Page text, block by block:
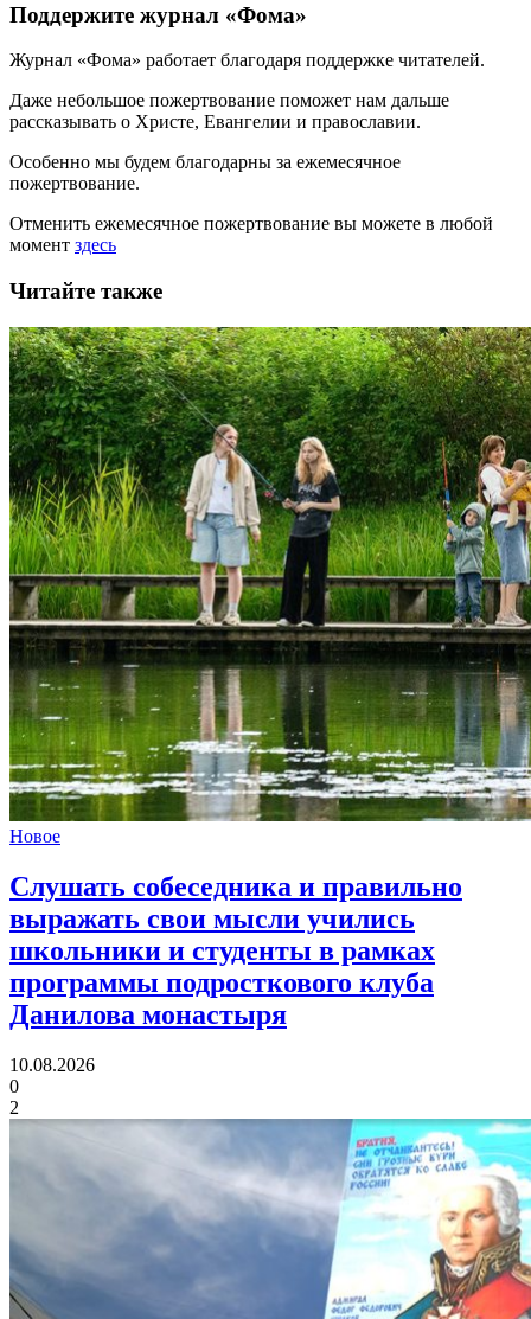
Поддержите журнал «Фома»
Журнал «Фома» работает благодаря поддержке читателей.
Даже небольшое пожертвование поможет нам дальше
рассказывать о Христе, Евангелии и православии.
Особенно мы будем благодарны за ежемесячное
пожертвование.
Отменить ежемесячное пожертвование вы можете в любой
момент здесь
Читайте также
Новое
Слушать собеседника и правильно
выражать свои мысли учились
школьники и студенты в рамках
программы подросткового клуба
Данилова монастыря
10.08.2026
0
2